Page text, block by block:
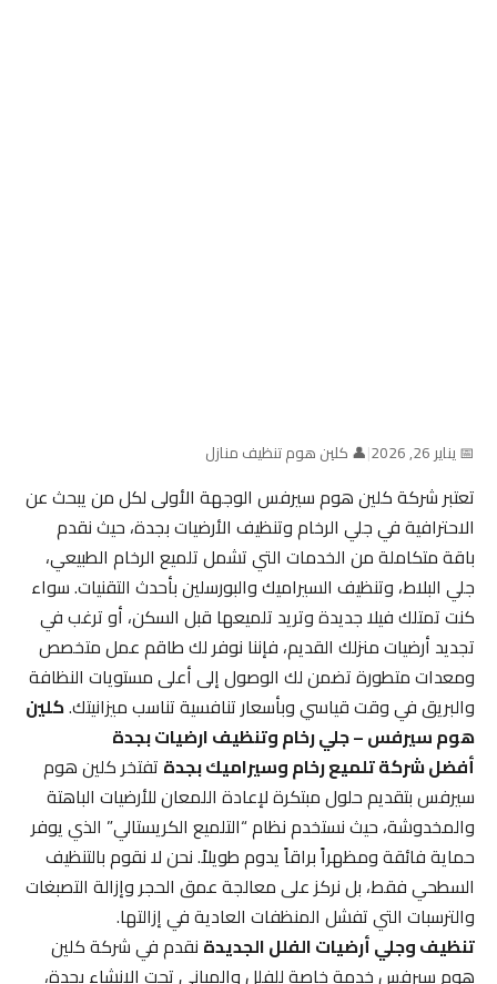
📅 يناير 26, 2026 |👤 كلين هوم تنظيف منازل
تعتبر شركة كلين هوم سيرفس الوجهة الأولى لكل من يبحث عن
الاحترافية في جلي الرخام وتنظيف الأرضيات بجدة، حيث نقدم
باقة متكاملة من الخدمات التي تشمل تلميع الرخام الطبيعي،
جلي البلاط، وتنظيف السيراميك والبورسلين بأحدث التقنيات. سواء
كنت تمتلك فيلا جديدة وتريد تلميعها قبل السكن، أو ترغب في
تجديد أرضيات منزلك القديم، فإننا نوفر لك طاقم عمل متخصص
ومعدات متطورة تضمن لك الوصول إلى أعلى مستويات النظافة
والبريق في وقت قياسي وبأسعار تنافسية تناسب ميزانيتك.كلين
هوم سيرفس – جلي رخام وتنظيف ارضيات بجدة
أفضل شركة تلميع رخام وسيراميك بجدةتفتخر كلين هوم
سيرفس بتقديم حلول مبتكرة لإعادة اللمعان للأرضيات الباهتة
والمخدوشة، حيث نستخدم نظام “التلميع الكريستالي” الذي يوفر
حماية فائقة ومظهراً براقاً يدوم طويلاً. نحن لا نقوم بالتنظيف
السطحي فقط، بل نركز على معالجة عمق الحجر وإزالة التصبغات
والترسبات التي تفشل المنظفات العادية في إزالتها.
تنظيف وجلي أرضيات الفلل الجديدةنقدم في شركة كلين
هوم سيرفس خدمة خاصة للفلل والمباني تحت الإنشاء بجدة،